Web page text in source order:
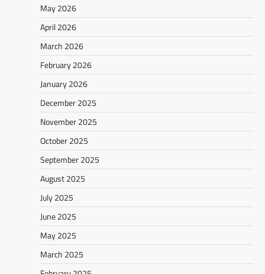
May 2026
April 2026
March 2026
February 2026
January 2026
December 2025
November 2025
October 2025
September 2025
August 2025
July 2025
June 2025
May 2025
March 2025